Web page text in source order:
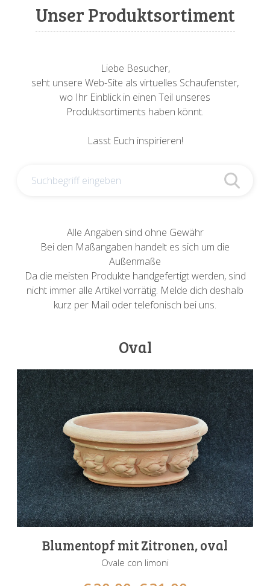
Unser Produktsortiment
Liebe Besucher,
seht unsere Web-Site als virtuelles Schaufenster,
wo Ihr Einblick in einen Teil unseres
Produktsortiments haben könnt.
Lasst Euch inspirieren!
Alle Angaben sind ohne Gewähr
Bei den Maßangaben handelt es sich um die
Außenmaße
Da die meisten Produkte handgefertigt werden, sind
nicht immer alle Artikel vorrätig. Melde dich deshalb
kurz per Mail oder telefonisch bei uns.
Oval
Blumentopf mit Zitronen, oval
Ovale con limoni
Sonnenuhren
Spardosen
Vögel
Vogeltränken
Verschiedene
Wandschalen
Sockel + Säulen
Tierfiguren
Meeresbewohner
Schildkröten
Schweine + Wildschweine
Verschiedene
Zwiebel- + Knoblauchtöpfe